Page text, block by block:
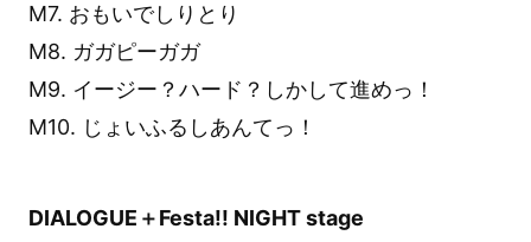
M7. おもいでしりとり
M8. ガガピーガガ
M9. イージー？ハード？しかして進めっ！
M10. じょいふるしあんてっ！
DIALOGUE＋Festa!! NIGHT stage